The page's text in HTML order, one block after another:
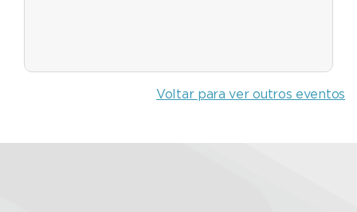
Voltar para ver outros eventos